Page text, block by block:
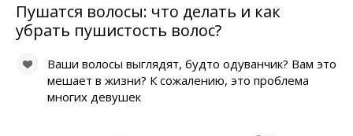
Пушатся волосы: что делать и как
убрать пушистость волос?
Ваши волосы выглядят, будто одуванчик? Вам это
мешает в жизни? К сожалению, это проблема
многих девушек